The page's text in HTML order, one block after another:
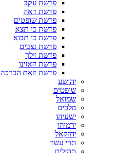
פרשת עקב
פרשת ראה
פרשת שופטים
פרשת כי תצא
פרשת כי תבוא
פרשת נצבים
פרשת וילך
פרשת האזינו
פרשת וזאת הברכה
יהושע
שופטים
שמואל
מלכים
ישעיהו
ירמיהו
יחזקאל
תרי עשר